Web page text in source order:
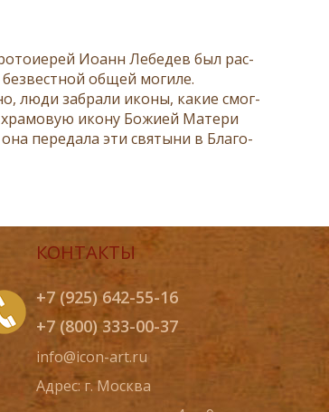
Иоанн Ле­бе­дев был рас­
об­щей мо­ги­ле.
лю­ди за­бра­ли ико­ны, ка­кие смог­
ико­ну Бо­жи­ей Ма­те­ри
пе­ре­да­ла эти свя­ты­ни в Бла­го­
КОНТАКТЫ
+7 (925) 642-55-16
+7 (800) 333-00-37
info@icon-art.ru
Адрес: г. Москва